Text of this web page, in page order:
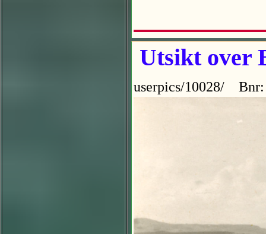
Utsikt over
userpics/10028/ Bnr: